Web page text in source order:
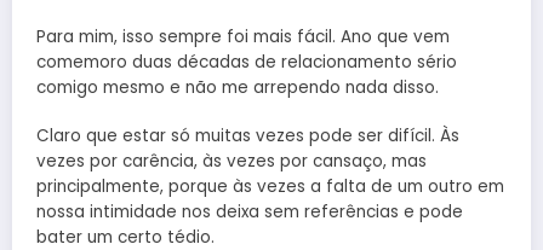
Para mim, isso sempre foi mais fácil. Ano que vem
comemoro duas décadas de relacionamento sério
comigo mesmo e não me arrependo nada disso.
Claro que estar só muitas vezes pode ser difícil. Às
vezes por carência, às vezes por cansaço, mas
principalmente, porque às vezes a falta de um outro em
nossa intimidade nos deixa sem referências e pode
bater um certo tédio.